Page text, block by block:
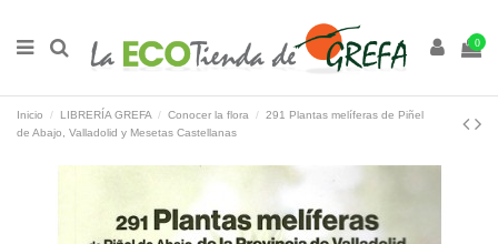
0
Inicio LIBRERÍA GREFA Conocer la flora
291 Plantas melíferas de Piñel
de Abajo, Valladolid y Mesetas Castellanas